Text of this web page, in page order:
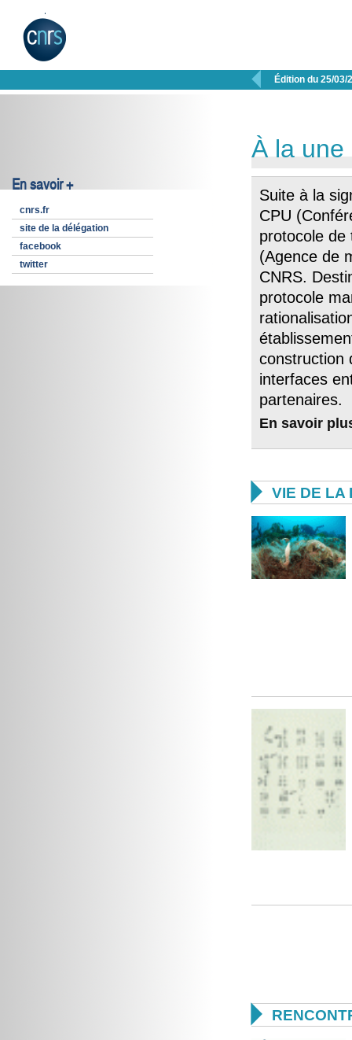
 Édition du 25/03/
En savoir +
cnrs.fr
site de la délégation
facebook
twitter
À la une
Suite à la
CPU
protocole de
(Agence de
CNRS.
protocole
construction
interfaces
partenaires.
En savoir
 VIE DE LA
